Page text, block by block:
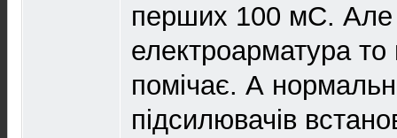
перших 100 мС. Але
електроарматура то
помічає. А
підсилювачів